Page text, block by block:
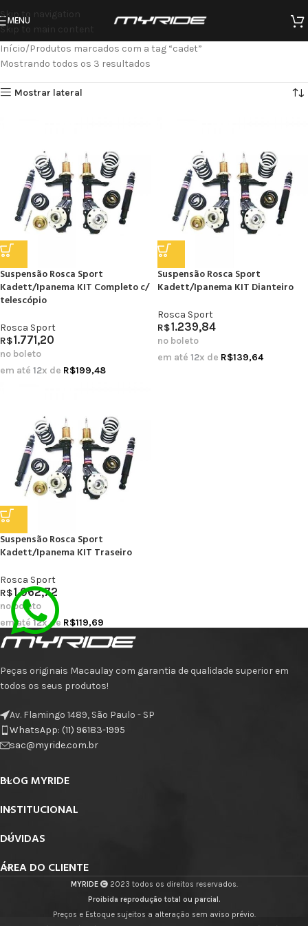
Skip to navigation
Skip to main content
MENU
Início Produtos marcados com a tag “cadet”
Mostrando todos os 3 resultados
Mostrar lateral
Suspensão Rosca Sport
Kadett/Ipanema KIT Completo c/
telescópio
Rosca Sport
R$1.771,20
no boleto
em até 12x de R$199,48
Suspensão Rosca Sport
Kadett/Ipanema KIT Dianteiro
Rosca Sport
R$1.239,84
no boleto
em até 12x de R$139,64
Suspensão Rosca Sport
Kadett/Ipanema KIT Traseiro
Rosca Sport
R$1.062,72
no boleto
em até12x de R$119,69
Peças originais Macaulay com garantia de qualidade superior em
todos os seus produtos!
Av. Flamingo 1489, São Paulo - SP
WhatsApp: (11) 96183-1995
sac@myride.com.br
BLOG MYRIDE
INSTITUCIONAL
DÚVIDAS
ÁREA DO CLIENTE
MYRIDE
2023 todos os direitos reservados.
Proibida reprodução total ou parcial.
Preços e Estoque sujeitos a alteração sem aviso prévio.